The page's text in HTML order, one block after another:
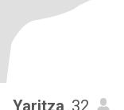
Yaritza, 32